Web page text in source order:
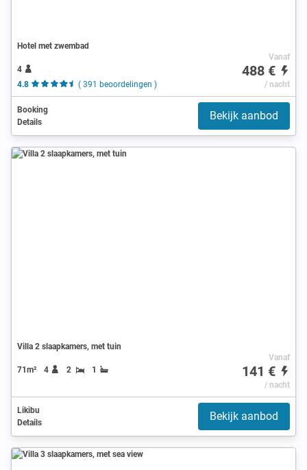
Hotel met zwembad
4
4.8
( 391 beoordelingen )
Vanaf
488 €
/ nacht
Booking
Details
Bekijk aanbod
Villa 2 slaapkamers, met tuin
71m² 4 2 1
Vanaf
141 €
/ nacht
Likibu
Details
Bekijk aanbod